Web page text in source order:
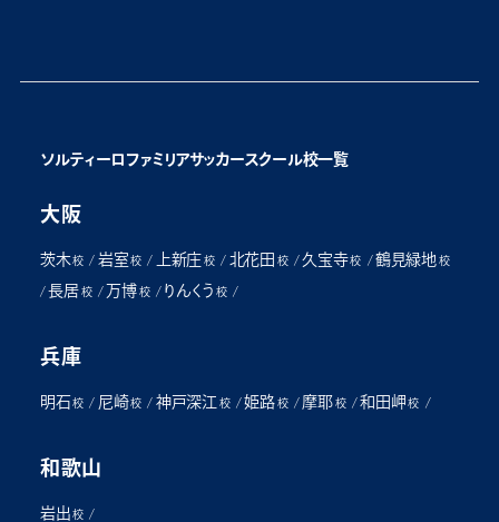
ソルティーロファミリアサッカースクール校一覧
大阪
茨木 校 / 岩室 校 / 上新庄 校/ 北花田 校/久宝寺 校 /鶴見緑地 校
/長居 校/万博 校/ りんくう 校/
兵庫
明石 校 / 尼崎 校 / 神戸深江 校/姫路 校/ 摩耶 校/和田岬 校 /
和歌山
岩出 校 /